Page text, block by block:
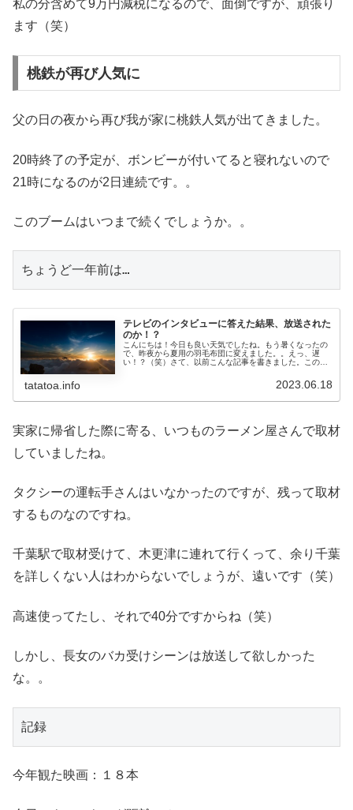
私の分含めて9万円減税になるので、面倒ですが、頑張り
ます（笑）
桃鉄が再び人気に
父の日の夜から再び我が家に桃鉄人気が出てきました。
20時終了の予定が、ボンビーが付いてると寝れないので
21時になるのが2日連続です。。
このブームはいつまで続くでしょうか。。
ちょうど一年前は…
テレビのインタビューに答えた結果、放送された
のか！？
こんにちは！今日も良い天気でしたね。もう暑くなったの
で、昨夜から夏用の羽毛布団に変えました。。えっ、遅
い！？（笑）さて、以前こんな記事を書きました。この中
tatatoa.info 2023.06.18
実家に帰省した際に寄る、いつものラーメン屋さんで取材
していましたね。
タクシーの運転手さんはいなかったのですが、残って取材
するものなのですね。
千葉駅で取材受けて、木更津に連れて行くって、余り千葉
を詳しくない人はわからないでしょうが、遠いです（笑）
高速使ってたし、それで40分ですからね（笑）
しかし、長女のバカ受けシーンは放送して欲しかった
な。。
記録
今年観た映画：１８本